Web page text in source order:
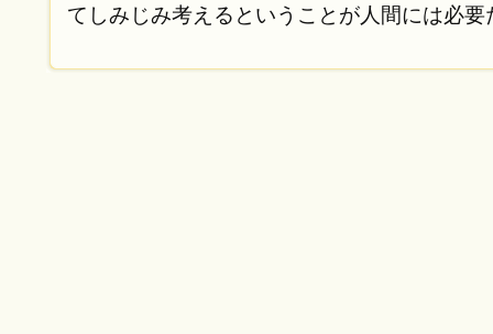
てしみじみ考えるということが人間には必要